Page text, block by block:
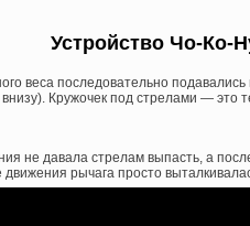
Устройство Чо-Ко-
веса последовательно
внизу). Кружочек под стрелами — это
не давала стрелам выпасть, а
движения рычага просто